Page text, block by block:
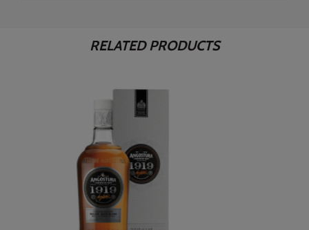
RELATED PRODUCTS